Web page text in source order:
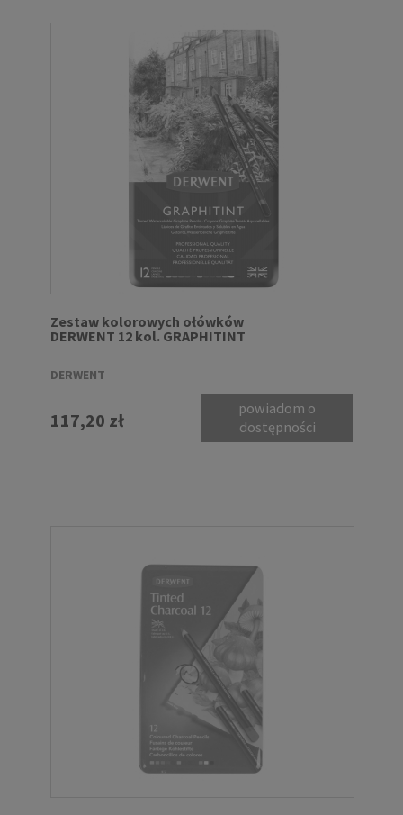
Zestaw kolorowych ołówków
DERWENT 12 kol. GRAPHITINT
DERWENT
117,20 zł
powiadom o
dostępności